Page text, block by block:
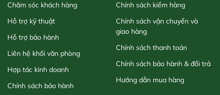
Chăm sóc khách hàng
Hỗ trợ kỹ thuật
Hỗ trợ bảo hành
Liên hệ khối văn phòng
Hợp tác kinh doanh
Chính sách bảo hành
Chính sách kiểm hàng
Chính sách vận chuyển và
giao hàng
Chính sách thanh toán
Chính sách bảo hành & đổi trả
Hướng dẫn mua hàng